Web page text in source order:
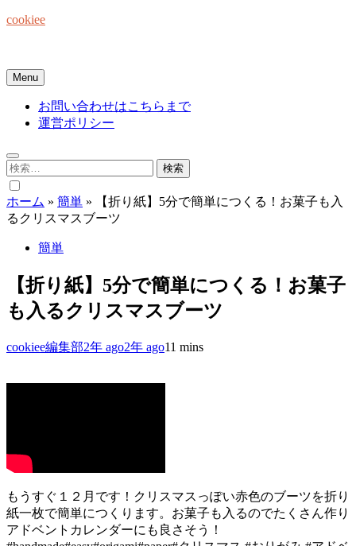
Skip
cookiee
Menu
お問い合わせはこちらまで
運営ポリシー
検
索:
ホーム » 簡単 »
【折り紙】5分で簡単につくる！お菓子も入
るクリスマスブーツ
簡単
【折り紙】5分で簡単につくる！お菓子
も入るクリスマスブーツ
cookiee編集部2年 ago2年 ago11 mins
もうすぐ１２月です！クリスマスっぽい赤色のブーツを折り
紙一枚で簡単につくります。お菓子も入るのでたくさん作り
アドベントカレンダーにも良さそう！